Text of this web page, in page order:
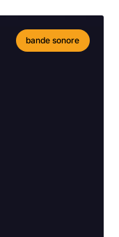
bande sonore